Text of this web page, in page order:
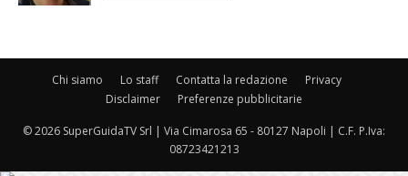
Chi siamo Lo staff Contatta la redazione
Privacy
Disclaimer
Preferenze pubblicitarie
© 2026 SuperGuidaTV Srl | Via Cimarosa 65 - 80127 Napoli | C.F. P.Iva:
08723421213